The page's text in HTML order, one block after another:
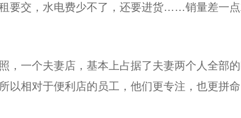
要交，水电费少不了，还要进货……销量差一
，一个夫妻店，基本上占据了夫妻两个人全部
以相对于便利店的员工，他们更专注，也更拼命